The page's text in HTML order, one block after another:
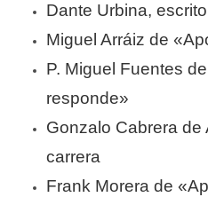
Dante Urbina,
Miguel Arráiz de
P. Miguel Fuentes
responde»
Gonzalo Cabrera de
carrera
Frank Morera de